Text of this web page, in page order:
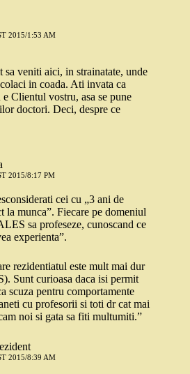
2015/1:53 AM
veniti aici, in strainatate, unde
in coada. Ati invata ca
Clientul vostru, asa se pune
doctori. Deci, despre ce
2015/8:17 PM
cei cu „3 ani de
la munca”. Fiecare pe domeniul
sa profeseze, cunoscand ce
experienta”.
rezidentiatul este mult mai dur
Sunt curioasa daca isi permit
scuza pentru comportamente
cu profesorii si toti dr cat mai
noi si gata sa fiti multumiti.”
2015/8:39 AM